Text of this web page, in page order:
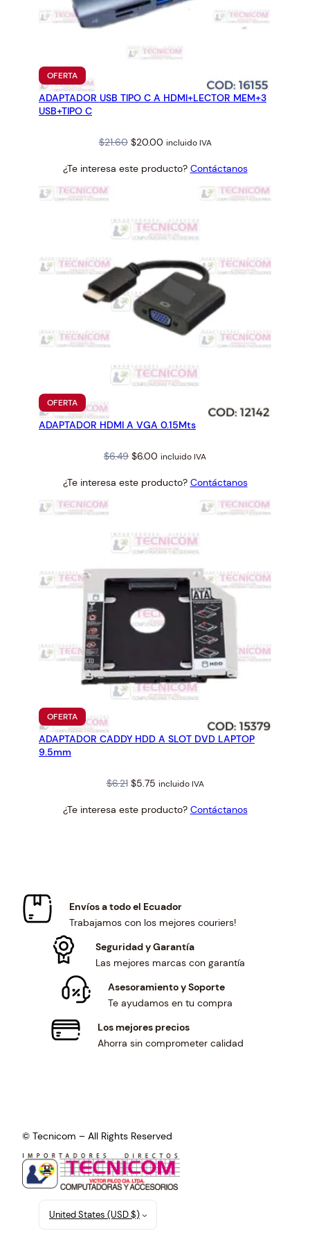
OFERTAPRODUCTO
EN
OFERTA
ADAPTADOR USB TIPO C A HDMI+LECTOR MEM+3
USB+TIPO C
$21.60 Original
was:
$20.00Current
is:
incluido IVA
¿Te interesa este producto? Contáctanos
OFERTAPRODUCTO
EN
OFERTA
ADAPTADOR HDMI A VGA 0.15Mts
$6.49 Original
was:
$6.00 Current
is:
incluido IVA
¿Te interesa este producto? Contáctanos
OFERTAPRODUCTO
EN
OFERTA
ADAPTADOR CADDY HDD A SLOT DVD LAPTOP
9.5mm
$6.21 Original
was:
$5.75Current
is:
incluido IVA
¿Te interesa este producto? Contáctanos
Envíos a todo el Ecuador
Trabajamos con los mejores couriers!
Seguridad y Garantía
Las mejores marcas con garantía
Asesoramiento y Soporte
Te ayudamos en tu compra
Los mejores precios
Ahorra sin comprometer calidad
© Tecnicom – All Rights Reserved
United States (USD $)